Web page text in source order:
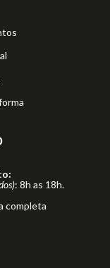
: 8h as 18h.
completa